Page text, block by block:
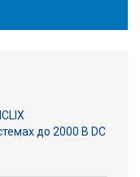
до 2000 В DC